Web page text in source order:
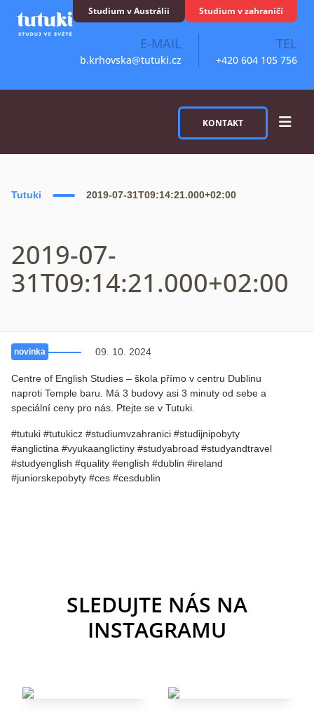
Studium v Austrálii Studium v zahraničí
E-MAIL
b.krhovska@tutuki.cz
TEL
+420 604 105 756
KONTAKT
Tutuki 2019-07-31T09:14:21.000+02:00
2019-07-
31T09:14:21.000+02:00
novinka 09. 10. 2024
Centre of English Studies – škola přímo v centru Dublinu
naproti Temple baru. Má 3 budovy asi 3 minuty od sebe a
speciální ceny pro nás. Ptejte se v Tutuki.
#tutuki #tutukicz #studiumvzahranici #studijnipobyty
#anglictina #vyukaanglictiny #studyabroad #studyandtravel
#studyenglish #quality #english #dublin #ireland
#juniorskepobyty #ces #cesdublin
SLEDUJTE NÁS NA
INSTAGRAMU